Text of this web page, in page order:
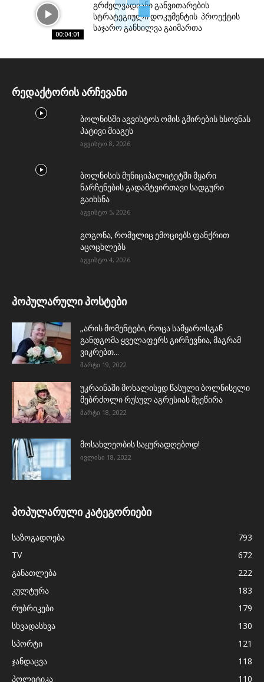
00:04:01
გრძელვადიანი განვითარების
სტრატეგიული დოკუმენტის პროექტის
საჯარო განხილვა გაიმართა
რედაქტორის არჩევანი
ბოლნისში აგვისტოს ომის გმირების ხსოვნას
პატივი მიაგეს
აგვისტო 8, 2026
ბოლნისის მუნიციპალიტეტში მყარი
ნარჩენების გადამტვირთავი სადგური
გაიხსნა
აგვისტო 5, 2026
გოგონა, რომელიც ემოციებს ფანქრით
აცოცხლებს
აგვისტო 4, 2026
პოპულარული პოსტები
,,არის მომენტები, როცა სამყაროსგან
განდგომა ყველაფერს გირჩევნია, მაგრამ
ვიკრებთ...
მარტი 19, 2022
უკრაინაში მოხალისედ წასული ბოლნისელი
მებრძოლი რუსულ აგრესიას შეეწირა
მარტი 18, 2022
მოსახლეობის საყურადღებოდ!
ივლისი 18, 2022
პოპულარული კატეგორიები
საზოგადოება
793
TV
672
განათლება
222
კულტურა
183
რუბრიკები
179
სხვადასხვა
130
სპორტი
121
ჯანდაცვა
118
პოლიტიკა
110